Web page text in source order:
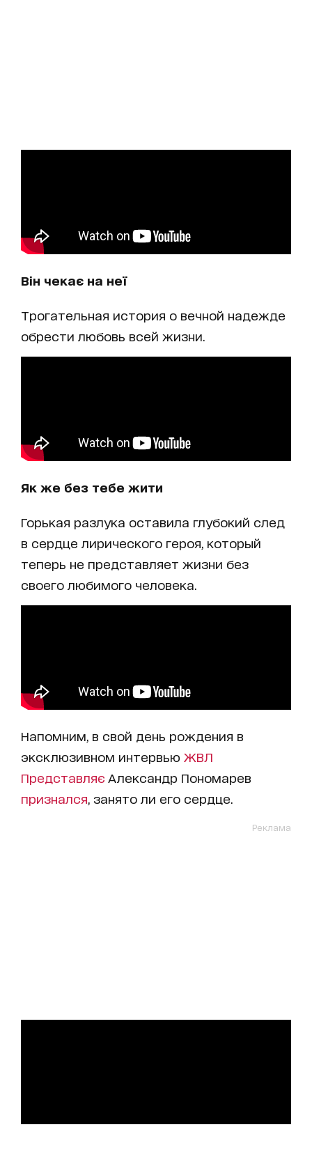
Він чекає на неї
Трогательная история о вечной надежде
обрести любовь всей жизни.
Як же без тебе жити
Горькая разлука оставила глубокий след
в сердце лирического героя, который
теперь не представляет жизни без
своего любимого человека.
Напомним, в свой день рождения в
эксклюзивном интервью ЖВЛ
Представляє Александр Пономарев
признался , занято ли его сердце.
Реклама